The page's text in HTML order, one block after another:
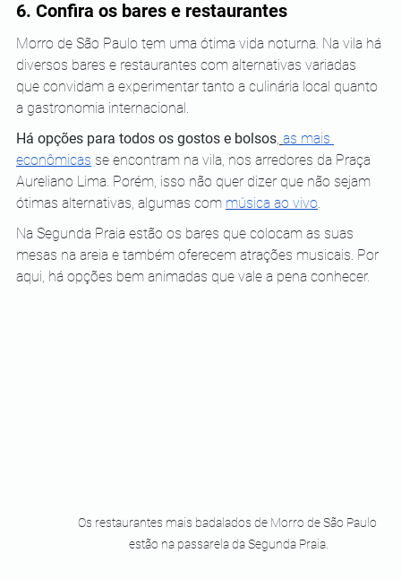
6. Confira os bares e restaurantes
Morro de São Paulo tem uma ótima vida noturna. Na vila há
diversos bares e restaurantes com alternativas variadas
que convidam a experimentar tanto a culinária local quanto
a gastronomia internacional.
Há opções para todos os gostos e bolsos as mais
econômicas se encontram na vila, nos arredores da Praça
Aureliano Lima. Porém, isso não quer dizer que não sejam
ótimas alternativas, algumas com música ao vivo
Na Segunda Praia estão os bares que colocam as suas
mesas na areia e também oferecem atrações musicais. Por
aqui, há opções bem animadas que vale a pena conhecer.
Os restaurantes mais badalados de Morro de São Paulo
estão na passarela da Segunda Praia.